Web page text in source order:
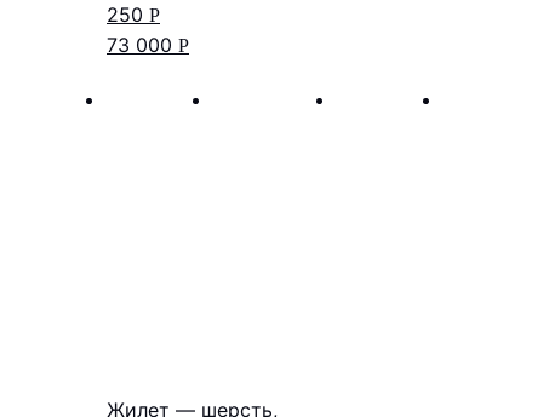
250 Р
73 000 Р
Жилет — шерсть,